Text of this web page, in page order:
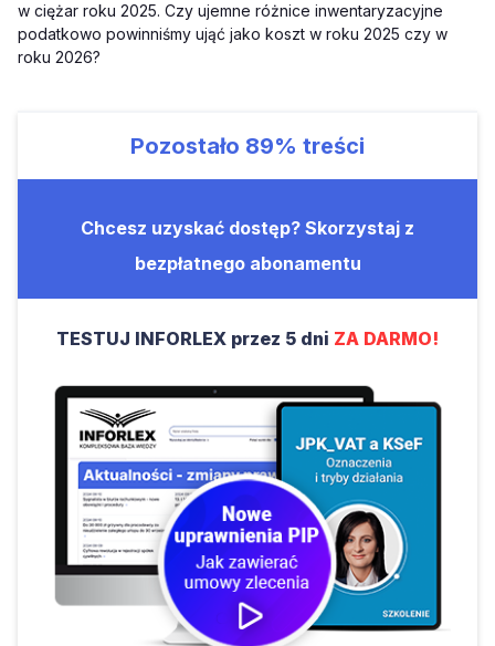
w ciężar roku 2025. Czy ujemne różnice inwentaryzacyjne
podatkowo powinniśmy ująć jako koszt w roku 2025 czy w
roku 2026?
Pozostało 89% treści
Chcesz uzyskać dostęp? Skorzystaj z
bezpłatnego abonamentu
TESTUJ INFORLEX przez 5 dni ZA DARMO!